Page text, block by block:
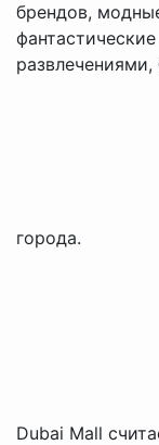
брендов,
города.
Dubai Mall